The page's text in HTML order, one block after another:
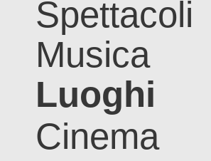
Spettacoli
Musica
Luoghi
Cinema